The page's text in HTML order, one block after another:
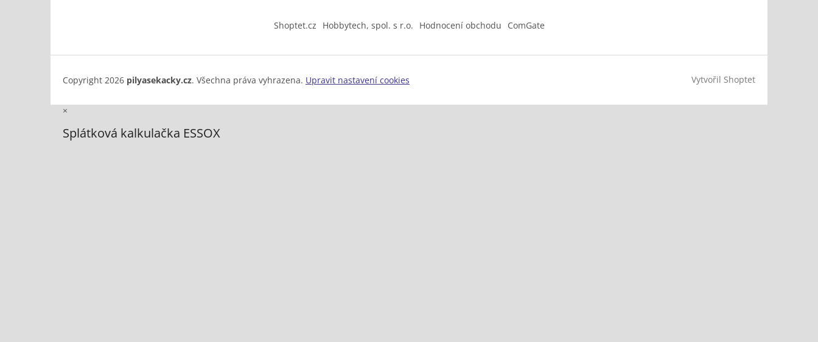
Shoptet.cz Hobbytech, spol. s r.o. Hodnocení obchodu ComGate
Vytvořil Shoptet
Copyright 2026 pilyasekacky.cz. Všechna práva vyhrazena. Upravit nastavení cookies
×
Splátková kalkulačka ESSOX